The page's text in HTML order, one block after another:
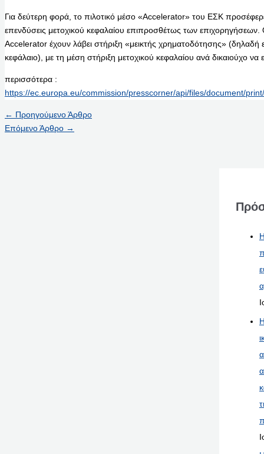
Για δεύτερη φορά, το πιλοτικό μέσο «Accelerator» του ΕΣΚ
επενδύσεις μετοχικού κεφαλαίου επιπροσθέτως των
Accelerator έχουν λάβει στήριξη «μεικτής χρηματοδότησης» (δηλαδή
κεφάλαιο), με τη μέση στήριξη μετοχικού κεφαλαίου ανά δικαιούχο να
περισσότερα :
https://ec.europa.eu/commission/presscorner/api/files/document/
← Προηγούμενο Άρθρο
Επόμενο Άρθρο →